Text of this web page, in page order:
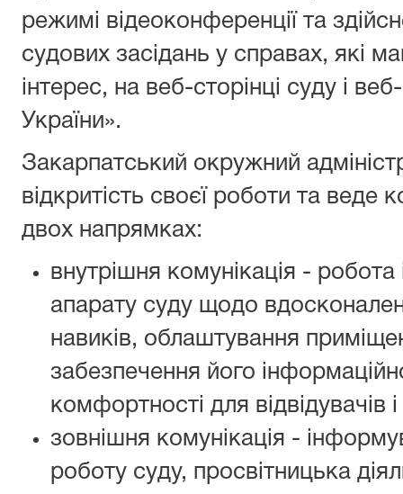
режимі відеоконференції та
судових засідань у справах, які
інтерес, на веб-сторінці суду і
України».
Закарпатський окружний
відкритість своєї роботи та веде
двох напрямках:
внутрішня комунікація -
апарату суду щодо
навиків, облаштування
забезпечення його
комфортності для відвідувачів
зовнішня комунікація -
роботу суду, просвітницька